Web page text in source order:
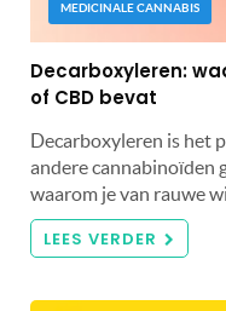
MEDICINALE CANNABIS
Decarboxyleren:
of CBD bevat
Decarboxyleren is het
andere cannabinoïden
waarom je van rauwe
LEES VERDER